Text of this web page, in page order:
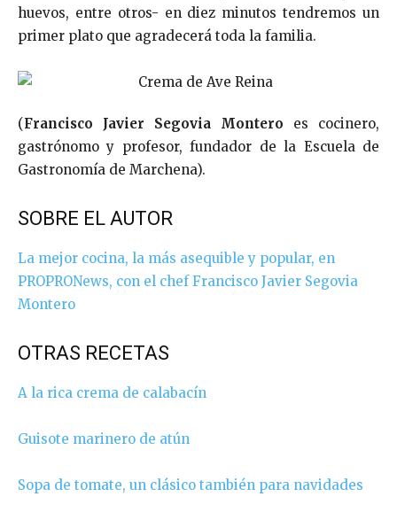
huevos, entre otros- en diez minutos tendremos un
primer plato que agradecerá toda la familia.
(Francisco Javier Segovia Montero es cocinero,
gastrónomo y profesor, fundador de la Escuela de
Gastronomía de Marchena).
SOBRE EL AUTOR
La mejor cocina, la más asequible y popular, en
PROPRONews, con el chef Francisco Javier Segovia
Montero
OTRAS RECETAS
A la rica crema de calabacín
Guisote marinero de atún
Sopa de tomate, un clásico también para navidades